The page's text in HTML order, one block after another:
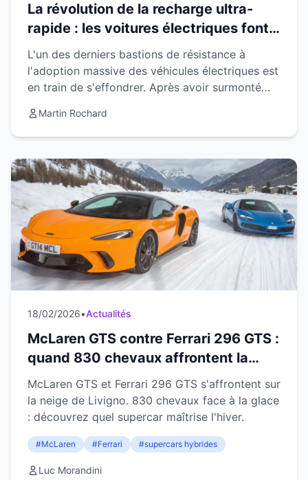
La révolution de la recharge ultra-
rapide : les voitures électriques font
le plein aussi vite qu'une essence
L'un des derniers bastions de résistance à
l'adoption massive des véhicules électriques est
en train de s'effondrer. Après avoir surmonté
automo...
Martin Rochard
18/02/2026•Actualités
McLaren GTS contre Ferrari 296 GTS :
quand 830 chevaux affrontent la
neige de Livigno
McLaren GTS et Ferrari 296 GTS s'affrontent sur
la neige de Livigno. 830 chevaux face à la glace
: découvrez quel supercar maîtrise l'hiver.
#McLaren #Ferrari #supercars hybrides
Luc Morandini